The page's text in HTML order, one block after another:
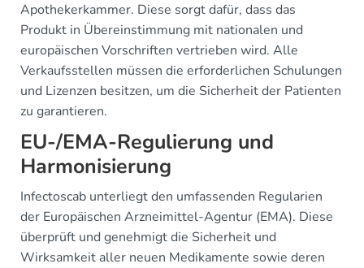
Apothekerkammer. Diese sorgt dafür, dass das
Produkt in Übereinstimmung mit nationalen und
europäischen Vorschriften vertrieben wird. Alle
Verkaufsstellen müssen die erforderlichen Schulungen
und Lizenzen besitzen, um die Sicherheit der Patienten
zu garantieren.
EU-/EMA-Regulierung und
Harmonisierung
Infectoscab unterliegt den umfassenden Regularien
der Europäischen Arzneimittel-Agentur (EMA). Diese
überprüft und genehmigt die Sicherheit und
Wirksamkeit aller neuen Medikamente sowie deren